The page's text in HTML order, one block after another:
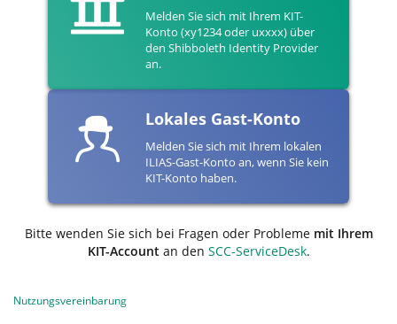
Melden Sie sich mit Ihrem KIT-
Konto (xy1234 oder uxxxx) über
den Shibboleth Identity Provider
an.
Lokales Gast-Konto
Melden Sie sich mit Ihrem lokalen
ILIAS-Gast-Konto an, wenn Sie kein
KIT-Konto haben.
Bitte wenden Sie sich bei Fragen oder Probleme mit Ihrem
KIT-Accountan den SCC-ServiceDesk.
Nutzungsvereinbarung